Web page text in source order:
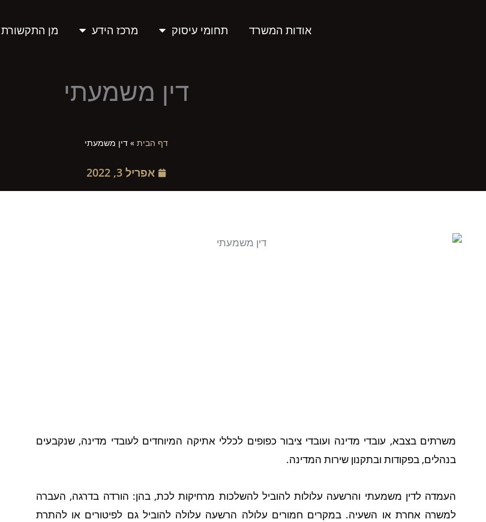
אודות המשרד תחומי עיסוק מרכז הידע מן התקשורת
דין משמעתי
דף הבית »דין משמעתי
אפריל 3, 2022
משרתים בצבא, עובדי מדינה ועובדי ציבור כפופים לכללי אתיקה המיוחדים לעובדי מדינה, שנקבעים
בנהלים, בפקודות ובתקנון שירות המדינה.
העמדה לדין משמעתי והרשעה עלולות להוביל להשלכות מרחיקות לכת, בהן: הורדה בדרגה, העברה
למשרה אחרת או השעיה. במקרים חמורים עלולה הרשעה עלולה להוביל גם לפיטורים או להתרת